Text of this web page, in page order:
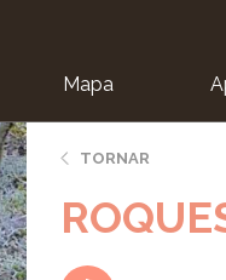
Mapa
TORNAR